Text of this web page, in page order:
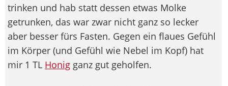
trinken und hab statt dessen etwas Molke
getrunken, das war zwar nicht ganz so lecker
aber besser fürs Fasten. Gegen ein flaues Gefühl
im Körper (und Gefühl wie Nebel im Kopf) hat
mir 1 TL Honig ganz gut geholfen.